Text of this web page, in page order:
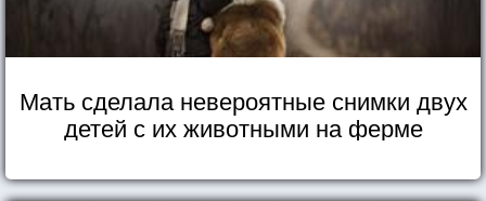
Мать сделала невероятные снимки двух
детей с их животными на ферме